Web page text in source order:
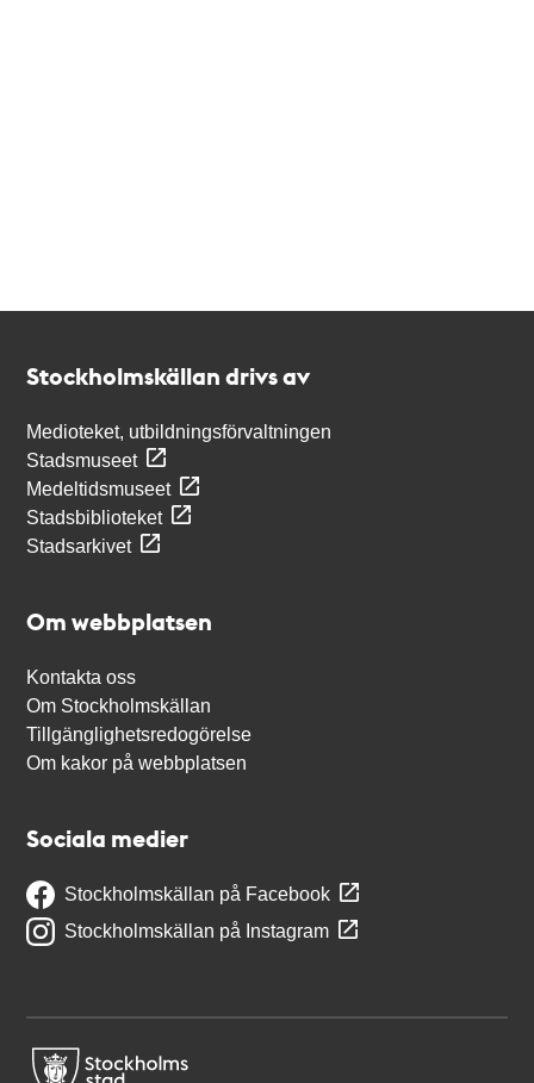
Stockholmskällan drivs av
Medioteket, utbildningsförvaltningen
Stadsmuseet
Medeltidsmuseet
Stadsbiblioteket
Stadsarkivet
Om webbplatsen
Kontakta oss
Om Stockholmskällan
Tillgänglighetsredogörelse
Om kakor på webbplatsen
Sociala medier
Stockholmskällan på Facebook
Stockholmskällan på Instagram